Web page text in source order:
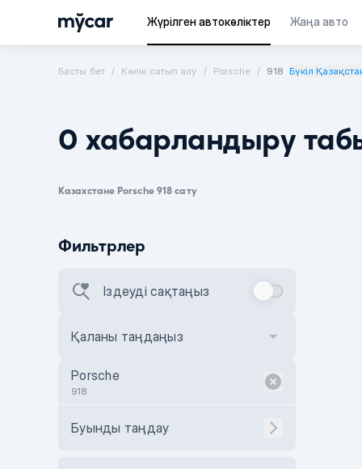
Жүрілген автокөліктер Жаңа авто
Басты бет Көлік сатып алу Porsche 918 Бүкіл
0 хабарландыру
Казахстане Porsche 918 сату
Фильтрлер
Іздеуді сақтаңыз
Қаланы таңдаңыз
Porsche
918
Буынды таңдау